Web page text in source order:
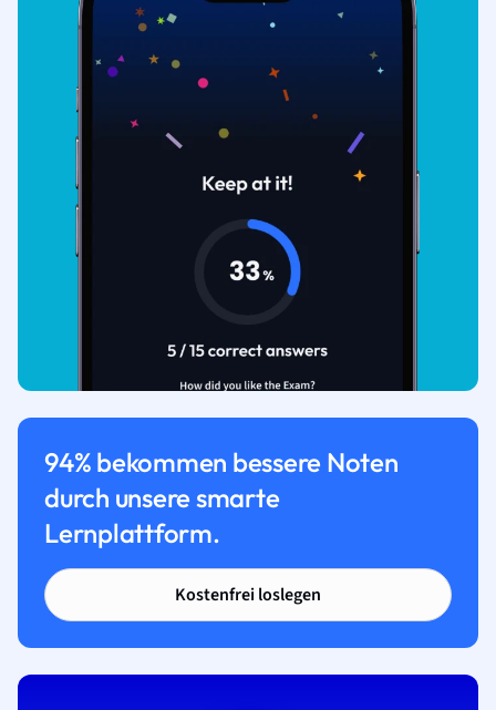
94% bekommen bessere Noten
durch unsere smarte
Lernplattform.
Kostenfrei loslegen